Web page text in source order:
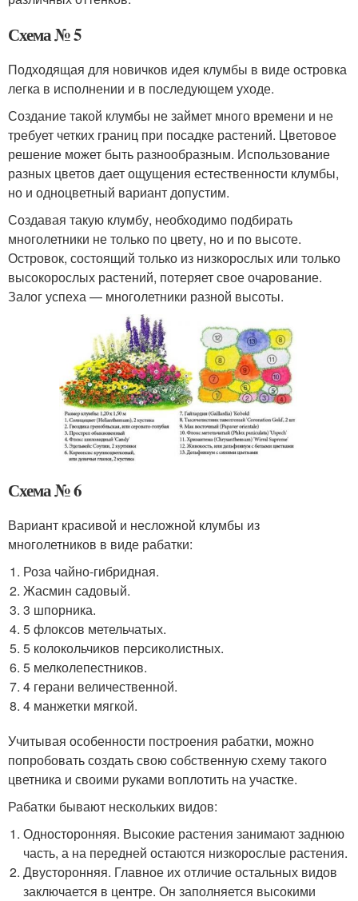
Схема № 5
Подходящая для новичков идея клумбы в виде островка
легка в исполнении и в последующем уходе.
Создание такой клумбы не займет много времени и не
требует четких границ при посадке растений. Цветовое
решение может быть разнообразным. Использование
разных цветов дает ощущения естественности клумбы,
но и одноцветный вариант допустим.
Создавая такую клумбу, необходимо подбирать
многолетники не только по цвету, но и по высоте.
Островок, состоящий только из низкорослых или только
высокорослых растений, потеряет свое очарование.
Залог успеха — многолетники разной высоты.
Схема № 6
Вариант красивой и несложной клумбы из
многолетников в виде рабатки:
Роза чайно-гибридная.
Жасмин садовый.
3 шпорника.
5 флоксов метельчатых.
5 колокольчиков персиколистных.
5 мелколепестников.
4 герани величественной.
4 манжетки мягкой.
Учитывая особенности построения рабатки, можно
попробовать создать свою собственную схему такого
цветника и своими руками воплотить на участке.
Рабатки бывают нескольких видов:
Односторонняя. Высокие растения занимают заднюю
часть, а на передней остаются низкорослые растения.
Двусторонняя. Главное их отличие остальных видов
заключается в центре. Он заполняется высокими